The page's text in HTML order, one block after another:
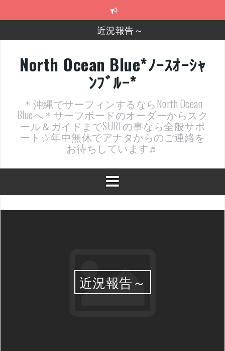
近況報告～
2025年もあざ～した！
近況報告ww
ヤッチマッターーーー！！！
支部長就任報告と支部予選・検定開催決定！
North Ocean Blue*ﾉｰｽｵｰｼｬ
ﾝﾌﾞﾙｰ*
＊沖縄でサーフィンするならNorth Ocean
Blueへ＊サーフボードのオーダーからスク
ール＆ガイドまでSURFの事なら全般サポ
ート☆年中無休でアナタからのご連絡を
お待ちしています♬
近況報告～